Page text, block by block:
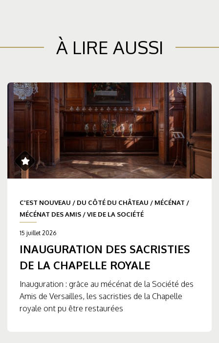
À LIRE AUSSI
C'EST NOUVEAU / DU CÔTÉ DU CHÂTEAU / MÉCÉNAT /
MÉCÉNAT DES AMIS /VIE DE LA SOCIÉTÉ
15 juillet 2026
INAUGURATION DES SACRISTIES
DE LA CHAPELLE ROYALE
Inauguration : grâce au mécénat de la Société des
Amis de Versailles, les sacristies de la Chapelle
royale ont pu être restaurées